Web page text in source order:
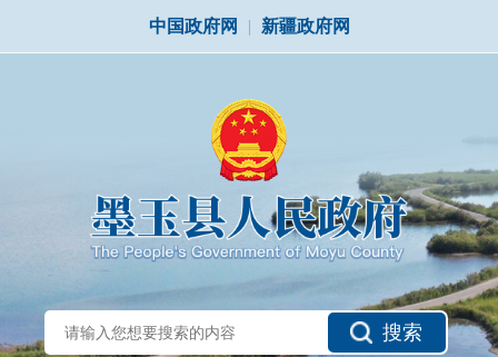
中国政府网 | 新疆政府网
搜索